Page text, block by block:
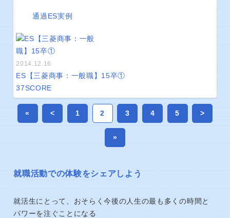
通過ES実例
2014.12.16
ES【三菱商事：一般職】15卒①
37SCORE
« < 1 2 3 4 5 >
»
就職活動での体験をシェアしよう
就活生にとって、おそらく今後の人生の最も多くの時間と
パワーを注ぐことになる